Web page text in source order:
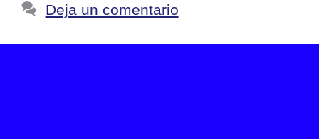
Deja un comentario